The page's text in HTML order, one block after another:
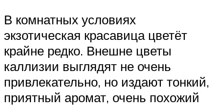
В комнатных условиях
экзотическая красавица цветёт
крайне редко. Внешне цветы
каллизии выглядят не очень
привлекательно, но издают тонкий,
приятный аромат, очень похожий